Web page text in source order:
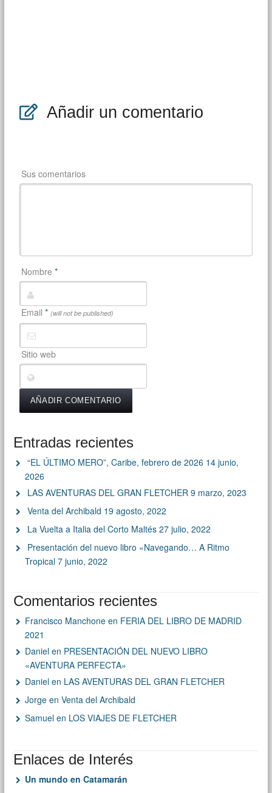
Añadir un comentario
Sus comentarios
Nombre *
Email * (will not be published)
Sitio web
Entradas recientes
“EL ÚLTIMO MERO”, Caribe, febrero de 2026 14 junio,
2026
LAS AVENTURAS DEL GRAN FLETCHER 9 marzo, 2023
Venta del Archibald 19 agosto, 2022
La Vuelta a Italia del Corto Maltés 27 julio, 2022
Presentación del nuevo libro «Navegando… A Ritmo
Tropical 7 junio, 2022
Comentarios recientes
Francisco Manchone en FERIA DEL LIBRO DE MADRID
2021
Daniel en PRESENTACIÓN DEL NUEVO LIBRO
«AVENTURA PERFECTA»
Daniel en LAS AVENTURAS DEL GRAN FLETCHER
Jorge enVenta del Archibald
Samuel en LOS VIAJES DE FLETCHER
Enlaces de Interés
Un mundo en Catamarán